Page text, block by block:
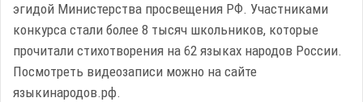
эгидой Министерства просвещения РФ. Участниками
конкурса стали более 8 тысяч школьников, которые
прочитали стихотворения на 62 языках народов России.
Посмотреть видеозаписи можно на сайте
языкинародов.рф.